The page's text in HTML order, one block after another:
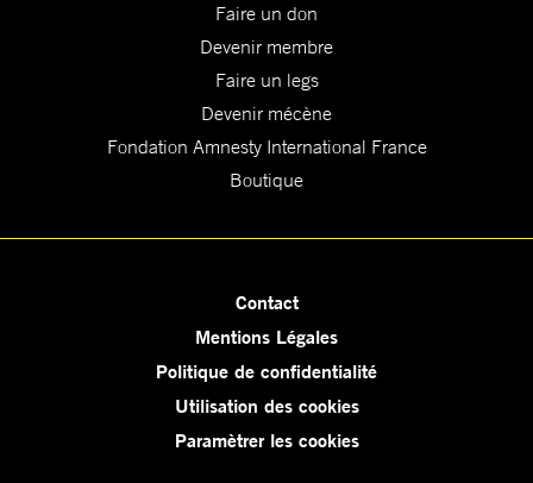
Faire un don
Devenir membre
Faire un legs
Devenir mécène
Fondation Amnesty International France
Boutique
Contact
Mentions Légales
Politique de confidentialité
Utilisation des cookies
Paramètrer les cookies